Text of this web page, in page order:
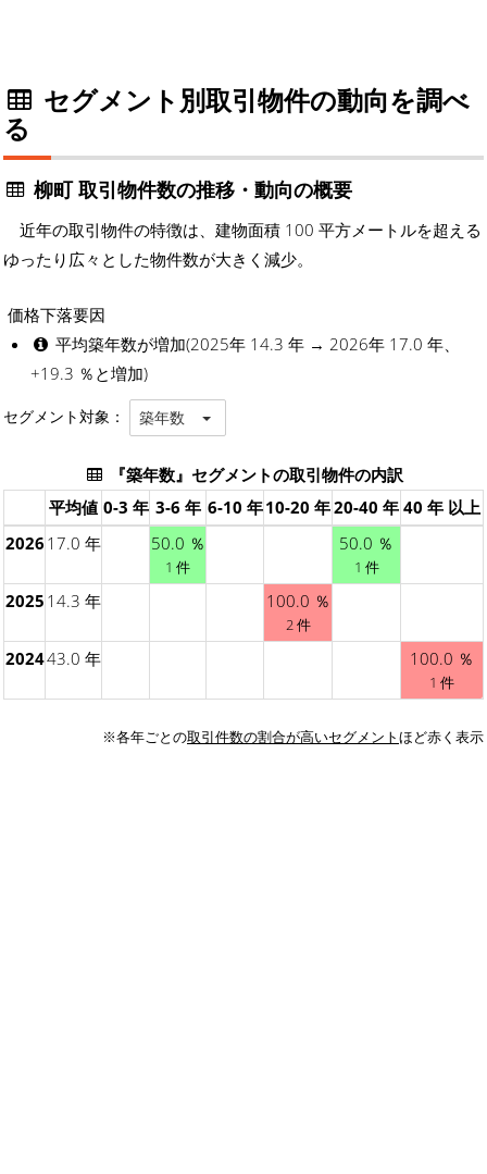
セグメント別取引物件の動向を調べ
る
柳町 取引物件数の推移・動向の概要
近年の取引物件の特徴は、建物面積 100 平方メートルを超える
ゆったり広々とした物件数が大きく減少。
価格下落要因
平均築年数が増加(2025年 14.3 年 → 2026年 17.0 年、
+19.3 ％と増加)
セグメント対象： 築年数
『築年数』セグメントの取引物件の内訳
平均値 0-3 年 3-6 年 6-10 年10-20 年20-40 年 40 年 以上
2026 17.0 年 50.0 ％
1 件
50.0 ％
1 件
2025 14.3 年 100.0 ％
2 件
202443.0 年 100.0 ％
1 件
※各年ごとの取引件数の割合が高いセグメントほど赤く表示